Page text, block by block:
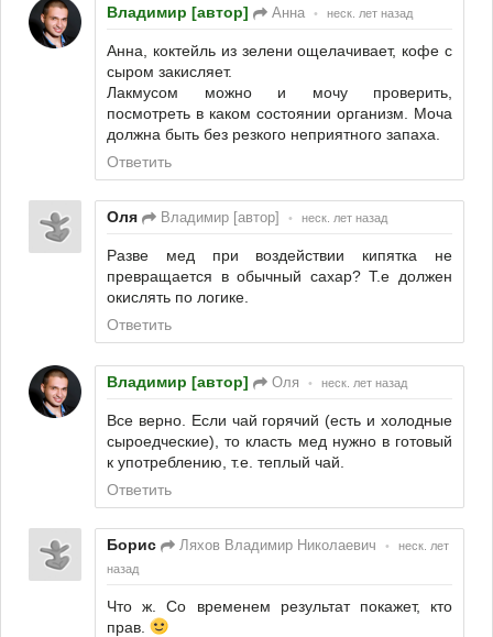
Владимир [автор] Анна • неск. лет назад
Анна, коктейль из зелени ощелачивает, кофе с
сыром закисляет.
Лакмусом можно и мочу проверить,
посмотреть в каком состоянии организм. Моча
должна быть без резкого неприятного запаха.
Ответить
Оля Владимир [автор] • неск. лет назад
Разве мед при воздействии кипятка не
превращается в обычный сахар? Т.е должен
окислять по логике.
Ответить
Владимир [автор] Оля • неск. лет назад
Все верно. Если чай горячий (есть и холодные
сыроедческие), то класть мед нужно в готовый
к употреблению, т.е. теплый чай.
Ответить
Борис Ляхов Владимир Николаевич •
неск. лет
назад
Что ж. Со временем результат покажет, кто
прав.